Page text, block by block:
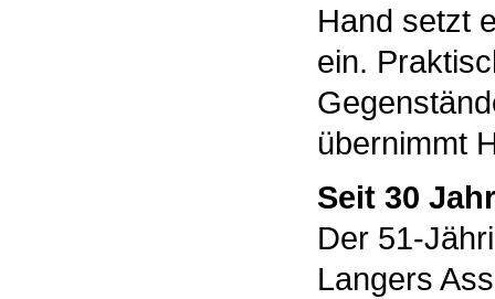
Hand setzt
ein.
übernimmt
Seit 30
Der 51-
Langers